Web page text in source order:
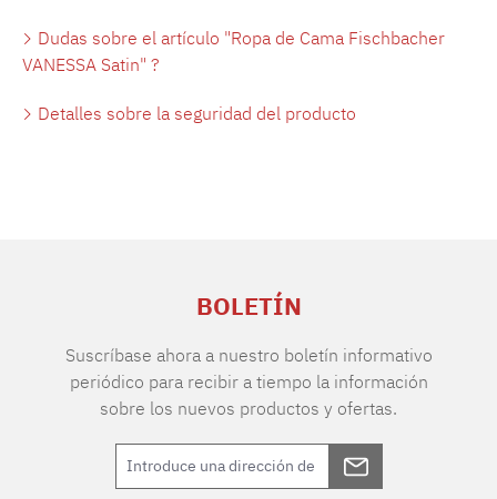
Dudas sobre el artículo "Ropa de Cama Fischbacher
VANESSA Satin" ?
Detalles sobre la seguridad del producto
BOLETÍN
Suscríbase ahora a nuestro boletín informativo
periódico para recibir a tiempo la información
sobre los nuevos productos y ofertas.